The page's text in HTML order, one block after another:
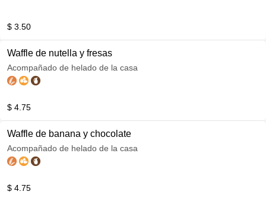
$ 3.50
Waffle de nutella y fresas
Acompañado de helado de la casa
$ 4.75
Waffle de banana y chocolate
Acompañado de helado de la casa
$ 4.75